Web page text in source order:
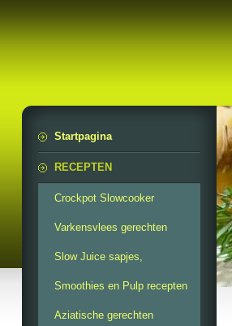
Startpagina
RECEPTEN
Crockpot Slowcooker
Varkensvlees gerechten
Slow Juice sapjes,
Smoothies en Pulp recepten
Aziatische gerechten